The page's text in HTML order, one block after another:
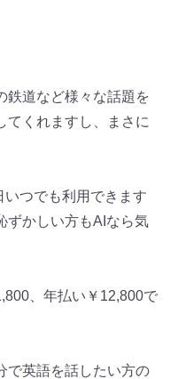
鉄道など様々な話題を
てくれますし、まさに
いつでも利用できます
ずかしい方もAIなら気
、年払い￥12,800で
で英語を話したい方の